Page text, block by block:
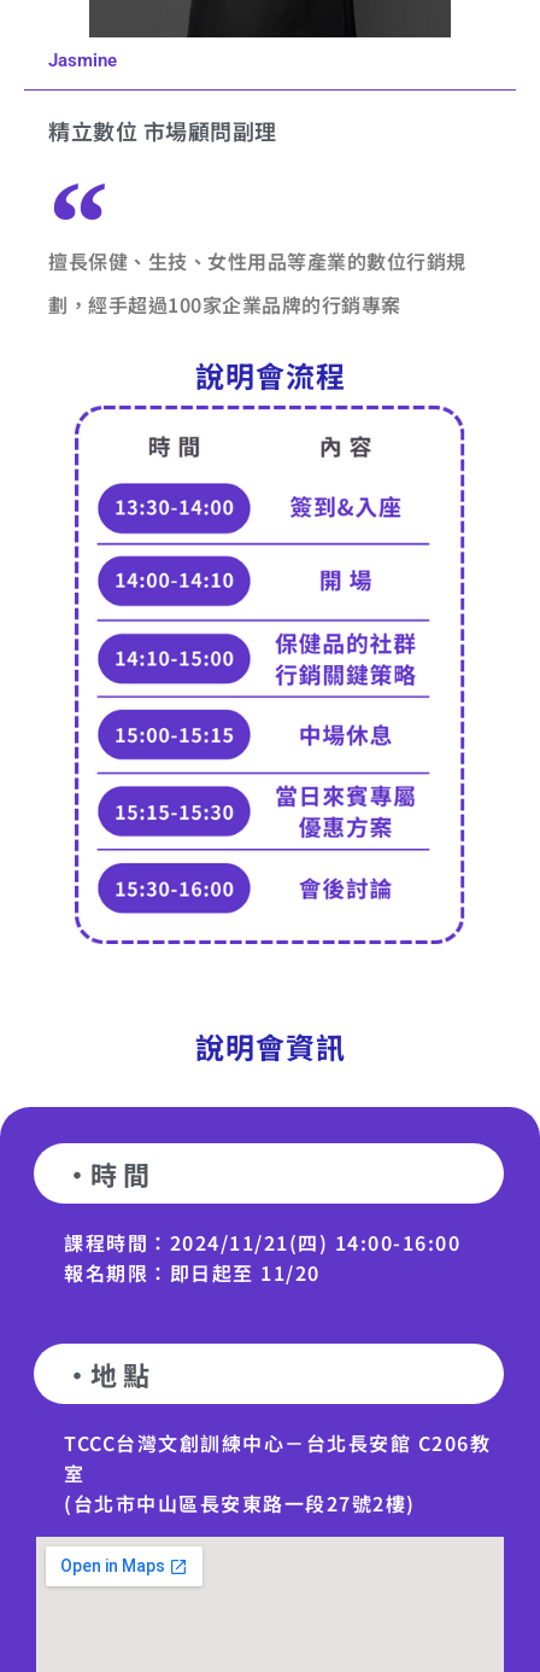
Jasmine
精立數位 市場顧問副理
擅長保健、生技、女性用品等產業的數位行銷規
劃，經手超過100家企業品牌的行銷專案
說明會流程
說明會資訊
·時 間
課程時間：2024/11/21(四) 14:00-16:00
報名期限：即日起至 11/20
·地 點
TCCC台灣文創訓練中心－台北長安館 C206教
室
(台北市中山區長安東路一段27號2樓)